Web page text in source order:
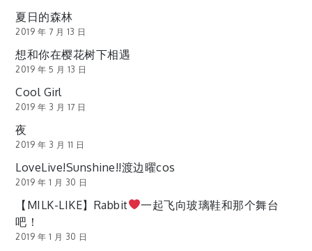
夏日的森林
2019 年 7 月 13 日
想和你在樱花树下相遇
2019 年 5 月 13 日
Cool Girl
2019 年 3 月 17 日
夜
2019 年 3 月 11 日
LoveLive!Sunshine!!渡边曜cos
2019 年 1 月 30 日
【MILK-LIKE】Rabbit
一起飞向玻璃鞋和那个舞台
吧！
2019 年 1 月 30 日